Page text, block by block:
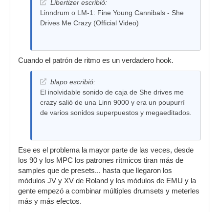
Libertizer escribió:
Linndrum o LM-1: Fine Young Cannibals - She
Drives Me Crazy (Official Video)
Cuando el patrón de ritmo es un verdadero hook.
blapo escribió:
El inolvidable sonido de caja de She drives me
crazy salió de una Linn 9000 y era un poupurrí
de varios sonidos superpuestos y megaeditados.
Ese es el problema la mayor parte de las veces, desde
los 90 y los MPC los patrones rítmicos tiran más de
samples que de presets... hasta que llegaron los
módulos JV y XV de Roland y los módulos de EMU y la
gente empezó a combinar múltiples drumsets y meterles
más y más efectos.